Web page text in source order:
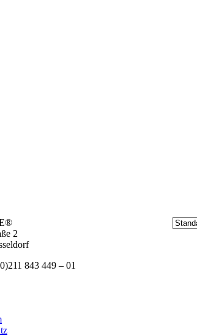
2
843 449 – 01